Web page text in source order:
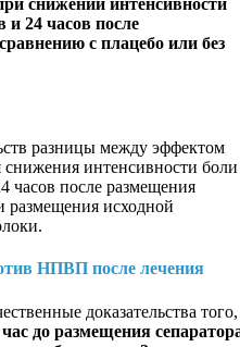
и 24 часов после
с плацебо или без
разницы между эффектом
интенсивности боли
часов после размещения
размещения исходной
НПВП после лечения
доказательства того,
до размещения